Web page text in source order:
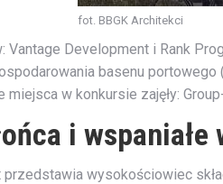
fot. BBGK Architekci
Vantage Development i Rank
basenu
miejsca w konkursie zajęły:
i wspaniałe
wysokościowiec